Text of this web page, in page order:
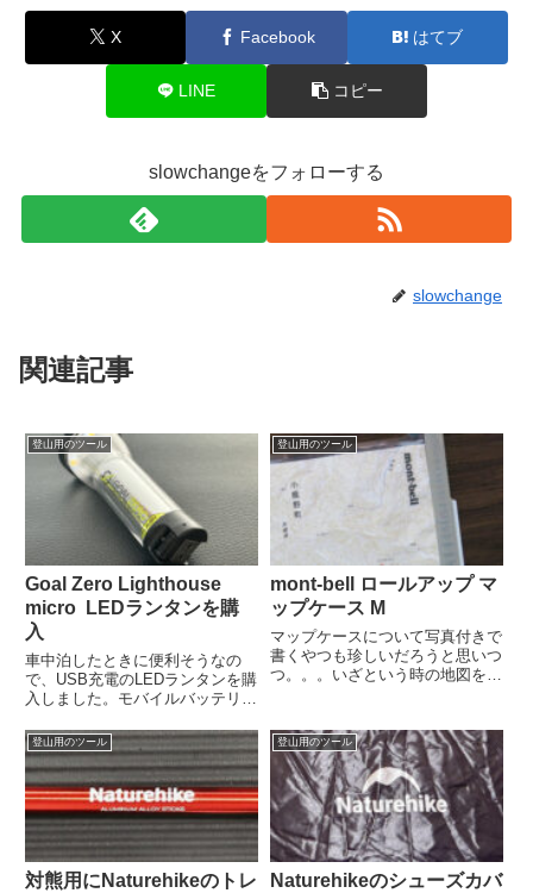
X Facebook はてブ
LINE コピー
slowchangeをフォローする
slowchange
関連記事
登山用のツール
Goal Zero Lighthouse
micro LEDランタンを購
入
車中泊したときに便利そうなの
で、USB充電のLEDランタンを購
入しました。モバイルバッテリー
うです。
登山用のツール
mont-bell ロールアップ マ
ップケース M
マップケースについて写真付きで
書くやつも珍しいだろうと思いつ
つ。。。いざという時の地図を持
登山用のツール
対熊用にNaturehikeのトレ
登山用のツール
Naturehikeのシューズカバ